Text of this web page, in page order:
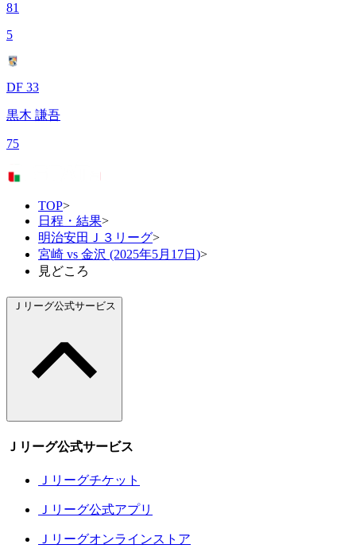
81
5
DF 33
黒木 謙吾
75
TOP>
日程・結果>
明治安田Ｊ３リーグ>
宮崎 vs 金沢 (2025年5月17日)>
見どころ
Ｊリーグ公式サービス
Ｊリーグ公式サービス
Ｊリーグチケット
Ｊリーグ公式アプリ
Ｊリーグオンラインストア